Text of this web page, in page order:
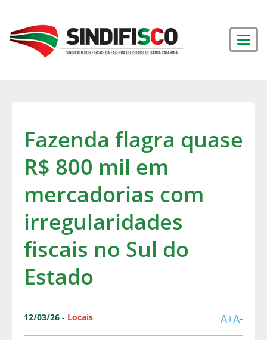
Fazenda flagra quase
R$ 800 mil em
mercadorias com
irregularidades
fiscais no Sul do
Estado
12/03/26 - Locais A+A-